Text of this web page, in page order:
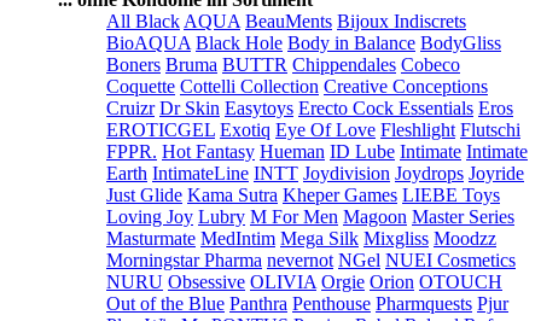
All Black AQUA BeauMents Bijoux Indiscrets
BioAQUA Black Hole Body in Balance BodyGliss
Boners Bruma BUTTR Chippendales Cobeco
Coquette Cottelli Collection Creative Conceptions
Cruizr Dr Skin Easytoys Erecto Cock Essentials Eros
EROTICGEL Exotiq Eye Of Love Fleshlight Flutschi
FPPR. Hot Fantasy Hueman ID Lube Intimate Intimate
Earth IntimateLine INTT Joydivision Joydrops Joyride
Just Glide Kama Sutra Kheper Games LIEBE Toys
Loving Joy Lubry M For Men Magoon Master Series
Masturmate MedIntim Mega Silk Mixgliss Moodzz
Morningstar Pharma nevernot NGel NUEI Cosmetics
NURU Obsessive OLIVIA Orgie Orion OTOUCH
Out of the Blue Panthra Penthouse Pharmquests Pjur